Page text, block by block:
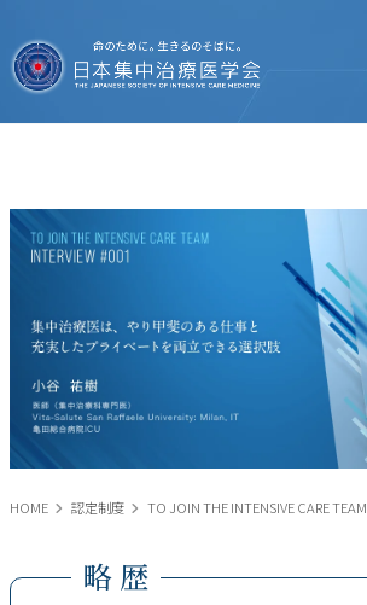
HOME 認定制度 TO JOIN THE INTENSIVE CARE TEAM
略 歴